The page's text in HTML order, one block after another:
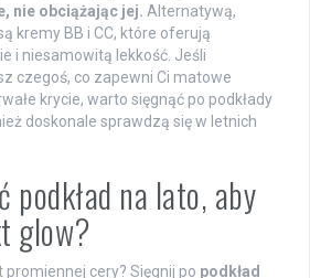
nie obciążając jej. Alternatywą,
kremy BB i CC, które oferują
i niesamowitą lekkość. Jeśli
czegoś, co zapewni Ci matowe
krycie, warto sięgnąć po podkłady
doskonale sprawdzą się w letnich
podkład na lato, aby
glow?
cery? Sięgnij po podkład